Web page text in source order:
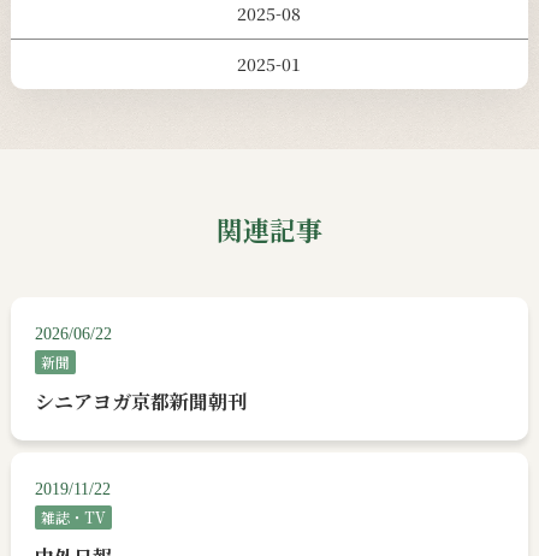
2025-08
2025-01
関連記事
2026/06/22
新聞
シニアヨガ京都新聞朝刊
2019/11/22
雑誌・TV